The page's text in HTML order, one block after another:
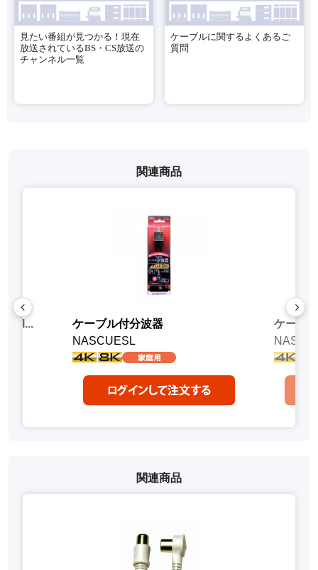
見たい番組が見つかる！現在
放送されているBS・CS放送の
チャンネル一覧
ケーブルに関するよくあるご
質問
関連商品
ケーブル付分波器
NASCUESL
ケーブ
関連商品